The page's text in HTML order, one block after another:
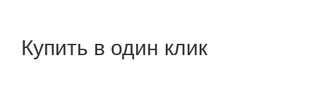
Купить в один клик